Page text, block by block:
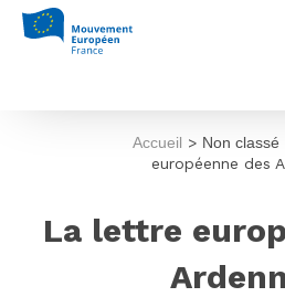
Accueil > Non classé
européenne des
La lettre